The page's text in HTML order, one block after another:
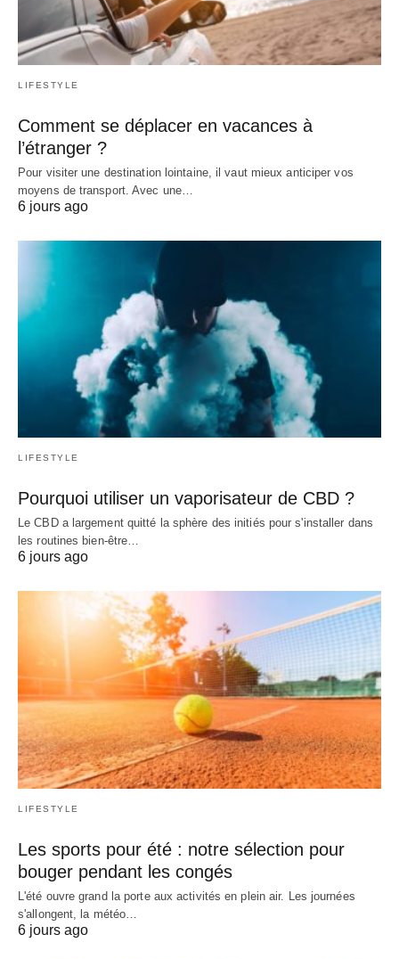
LIFESTYLE
Comment se déplacer en vacances à
l’étranger ?
Pour visiter une destination lointaine, il vaut mieux anticiper vos
moyens de transport. Avec une…
6 jours ago
LIFESTYLE
Pourquoi utiliser un vaporisateur de CBD ?
Le CBD a largement quitté la sphère des initiés pour s'installer dans
les routines bien-être…
6 jours ago
LIFESTYLE
Les sports pour été : notre sélection pour
bouger pendant les congés
L'été ouvre grand la porte aux activités en plein air. Les journées
s'allongent, la météo…
6 jours ago